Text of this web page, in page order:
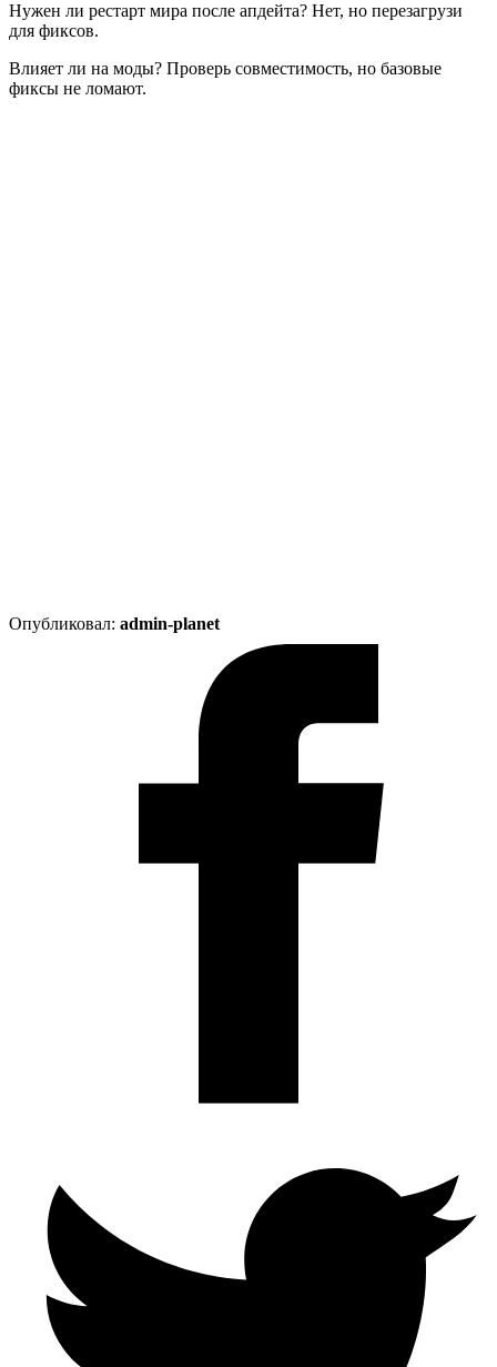
Нужен ли рестарт мира после апдейта? Нет, но перезагрузи
для фиксов.
Влияет ли на моды? Проверь совместимость, но базовые
фиксы не ломают.
Опубликовал: admin-planet